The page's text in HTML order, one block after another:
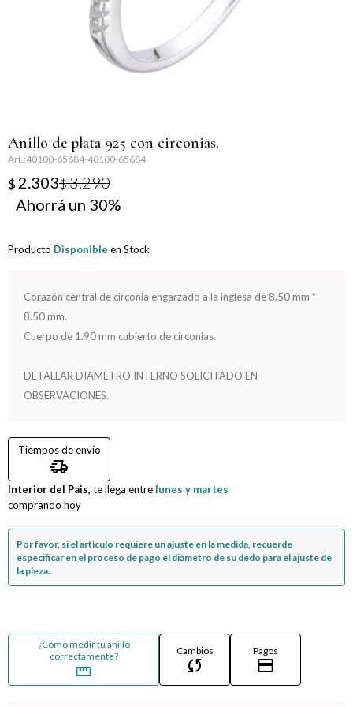
Anillo de plata 925 con circonias.
40100-65684-40100-65684
$ 2.303$3.290
30
Producto Disponible en Stock
Corazón central de circonia engarzado a la inglesa de 8.50 mm *
8.50 mm.
Cuerpo de 1.90 mm cubierto de circonias.
DETALLAR DIAMETRO INTERNO SOLICITADO EN
OBSERVACIONES.
Tiempos de envío
delivery_truck_speed
Interior del Pais, te llega entre lunes y martes
comprando hoy
Por favor, si el articulo requiere un ajuste en la medida, recuerde
especificar en el proceso de pago el diámetro de su dedo para el ajuste de
la pieza.
¿Cómo medir tu anillo
correctamente?
straighten
Cambios
sync
Pagos
credit_card
Día de la Mujer
Día de la Secretaria
Día del Amigo
Día del Maestro
Nacimiento
San Valentín
Compromiso